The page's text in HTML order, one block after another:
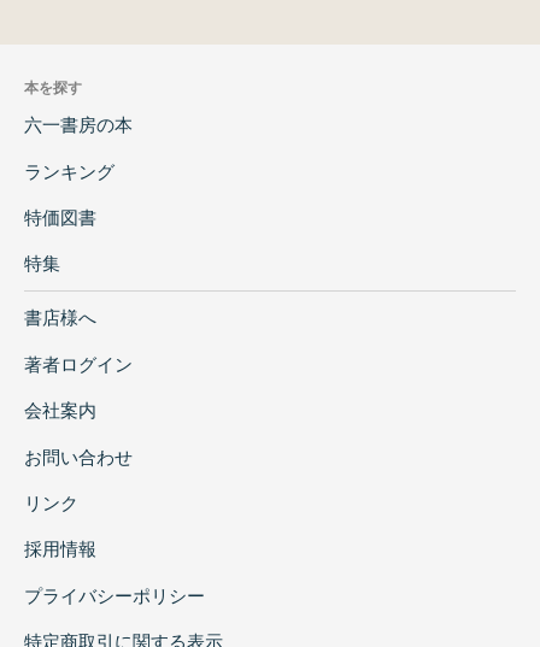
本を探す
六一書房の本
ランキング
特価図書
特集
書店様へ
著者ログイン
会社案内
お問い合わせ
リンク
採用情報
プライバシーポリシー
特定商取引に関する表示